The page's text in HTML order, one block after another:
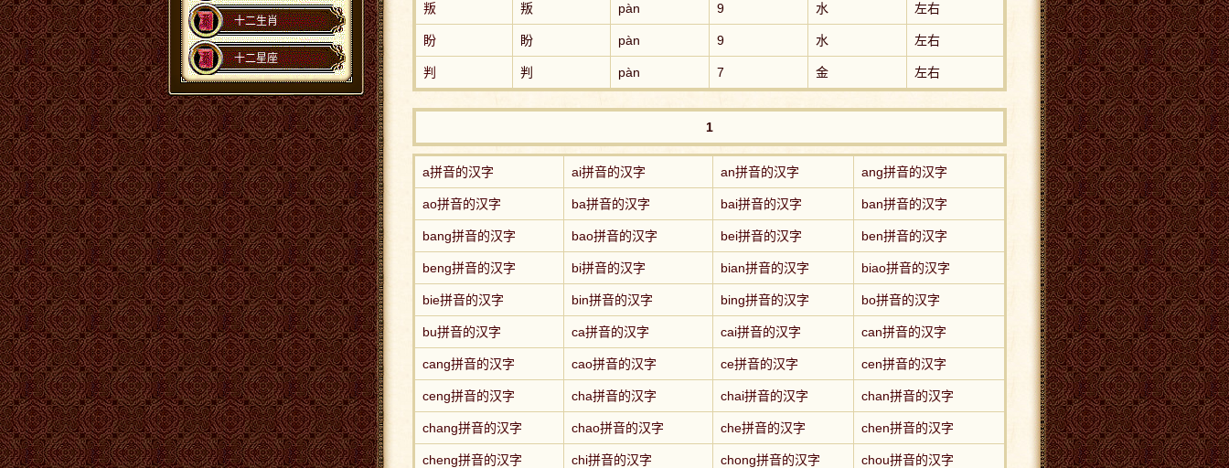
十二生肖
十二星座
叛 叛 pàn 9 水 左右
盼 盼 pàn 9 水 左右
判 判 pàn 7 金 左右
1
a拼音的汉字 ai拼音的汉字 an拼音的汉字 ang拼音的汉字
ao拼音的汉字 ba拼音的汉字 bai拼音的汉字 ban拼音的汉字
bang拼音的汉字 bao拼音的汉字 bei拼音的汉字 ben拼音的汉字
beng拼音的汉字 bi拼音的汉字 bian拼音的汉字 biao拼音的汉字
bie拼音的汉字 bin拼音的汉字 bing拼音的汉字 bo拼音的汉字
bu拼音的汉字 ca拼音的汉字 cai拼音的汉字 can拼音的汉字
cang拼音的汉字 cao拼音的汉字 ce拼音的汉字 cen拼音的汉字
ceng拼音的汉字 cha拼音的汉字 chai拼音的汉字 chan拼音的汉字
chang拼音的汉字 chao拼音的汉字 che拼音的汉字 chen拼音的汉字
cheng拼音的汉字 chi拼音的汉字 chong拼音的汉字 chou拼音的汉字